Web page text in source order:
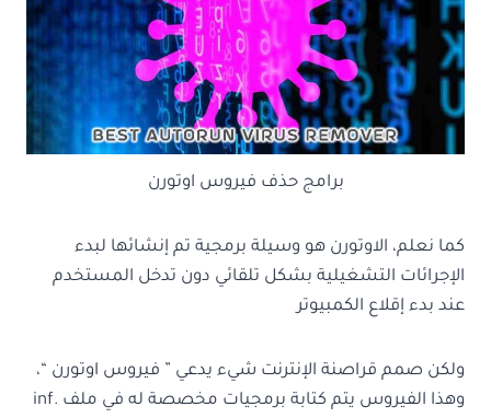
برامج حذف فيروس اوتورن
كما نعلم، الاوتورن هو وسيلة برمجية تم إنشائها لبدء
الإجرائات التشغيلية بشكل تلقائي دون تدخل المستخدم
عند بدء إقلاع الكمبيوتر
ولكن صمم قراصنة الإنترنت شيء يدعي ” فيروس اوتورن “،
وهذا الفيروس يتم كتابة برمجيات مخصصة له في ملف .inf